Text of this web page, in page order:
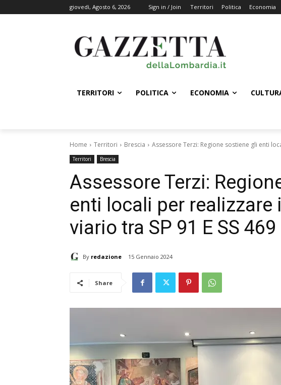
giovedì, Agosto 6, 2026 Sign in / Join Territori Politica Economia
TERRITORI POLITICA ECONOMIA
Home Territori Brescia Assessore Terzi: Regione sostiene gli enti
Territori Brescia
Assessore Terzi:
enti locali per
viario tra SP 91 E SS 469
By redazione 15 Gennaio 2024
Share